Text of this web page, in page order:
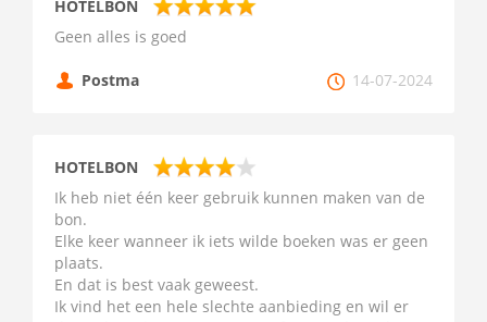
HOTELBON
Geen alles is goed
Postma 14-07-2024
HOTELBON
Ik heb niet één keer gebruik kunnen maken van de
bon.
Elke keer wanneer ik iets wilde boeken was er geen
plaats.
En dat is best vaak geweest.
Ik vind het een hele slechte aanbieding en wil er